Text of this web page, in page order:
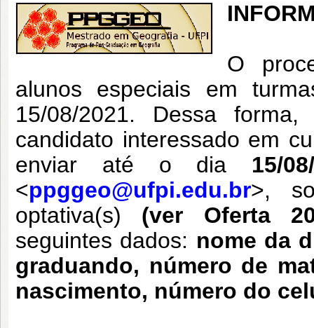
O
alunos especiais em
15/08/2021. Dessa
candidato interessado em
enviar até o dia 15/
<ppggeo@ufpi.edu.br>,
optativa(s) (ver Oferta
seguintes dados: nome da
graduando, número de
nascimento, número do